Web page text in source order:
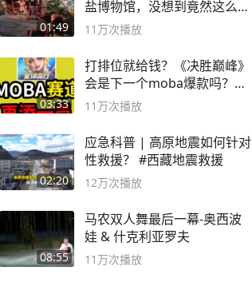
01:49
盐博物馆，没想到竟然这么好
逛！
11万次播放
03:33
打排位就给钱？《决胜巅峰》
会是下一个moba爆款吗？#
决胜巅峰
11万次播放
02:20
应急科普 | 高原地震如何针对
性救援？ #西藏地震救援
12万次播放
08:55
马农双人舞最后一幕-奥西波
娃 & 什克利亚罗夫
11万次播放